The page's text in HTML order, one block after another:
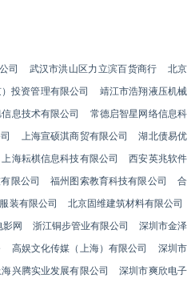
司 武汉市洪山区力立滨百货商行
北京
投资管理有限公司
靖江市浩翔液压机械
息技术有限公司
常德启智星网络信息科
上海宣硕淇商贸有限公司
湖北债易优
上海耘棋信息科技有限公司
西安英兆软件
限公司 福州图索教育科技有限公司
合
装有限公司
北京固维建筑材料有限公司
影网 浙江铜步管业有限公司
深圳市金泽
高娱文化传媒（上海）有限公司
深圳市
海兴腾实业发展有限公司
深圳市爽欣电子